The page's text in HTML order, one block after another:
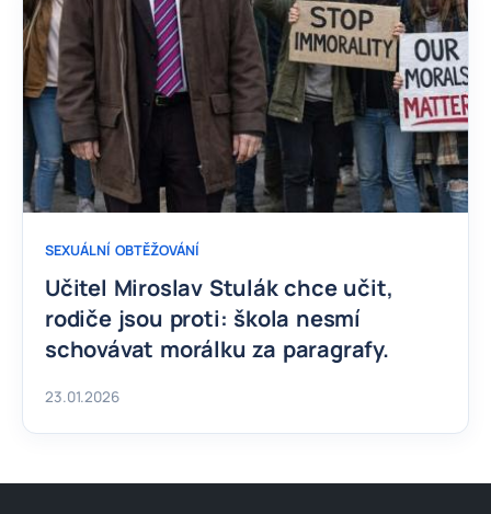
SEXUÁLNÍ OBTĚŽOVÁNÍ
Učitel Miroslav Stulák chce učit,
rodiče jsou proti: škola nesmí
schovávat morálku za paragrafy.
23.01.2026